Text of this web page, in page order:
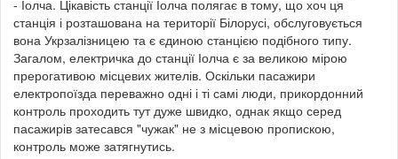
- Іолча. Цікавість станції Іолча полягає в тому, що хоч ця
станція і розташована на території Білорусі, обслуговується
вона Укрзалізницею та є єдиною станцією подібного типу.
Загалом, електричка до станції Іолча є за великою мірою
прерогативою місцевих жителів. Оскільки пасажири
електропоїзда переважно одні і ті самі люди, прикордонний
контроль проходить тут дуже швидко, однак якщо серед
пасажирів затесався "чужак" не з місцевою пропискою,
контроль може затягнутись.